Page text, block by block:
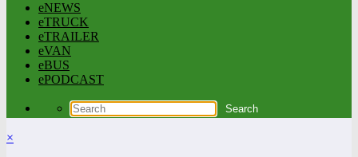
eNEWS
eTRUCK
eTRAILER
eVAN
eBUS
ePODCAST
×